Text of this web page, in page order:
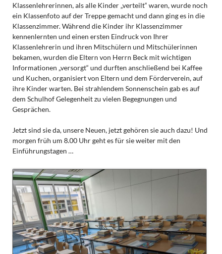
Klassenlehrerinnen, als alle Kinder „verteilt“ waren, wurde noch
ein Klassenfoto auf der Treppe gemacht und dann ging es in die
Klassenzimmer. Während die Kinder ihr Klassenzimmer
kennenlernten und einen ersten Eindruck von Ihrer
Klassenlehrerin und ihren Mitschülern und Mitschülerinnen
bekamen, wurden die Eltern von Herrn Beck mit wichtigen
Informationen „versorgt“ und durften anschließend bei Kaffee
und Kuchen, organisiert von Eltern und dem Förderverein, auf
ihre Kinder warten. Bei strahlendem Sonnenschein gab es auf
dem Schulhof Gelegenheit zu vielen Begegnungen und
Gesprächen.
Jetzt sind sie da, unsere Neuen, jetzt gehören sie auch dazu! Und
morgen früh um 8.00 Uhr geht es für sie weiter mit den
Einführungstagen …